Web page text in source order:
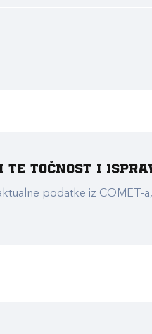
točnost i
podatke iz